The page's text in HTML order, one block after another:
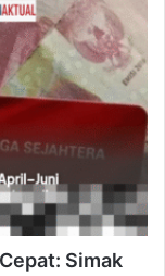
Simak